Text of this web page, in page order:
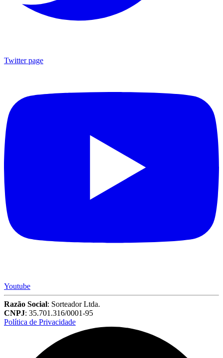
Twitter page
Youtube
Razão Social: Sorteador Ltda.
CNPJ: 35.701.316/0001-95
Política de Privacidade